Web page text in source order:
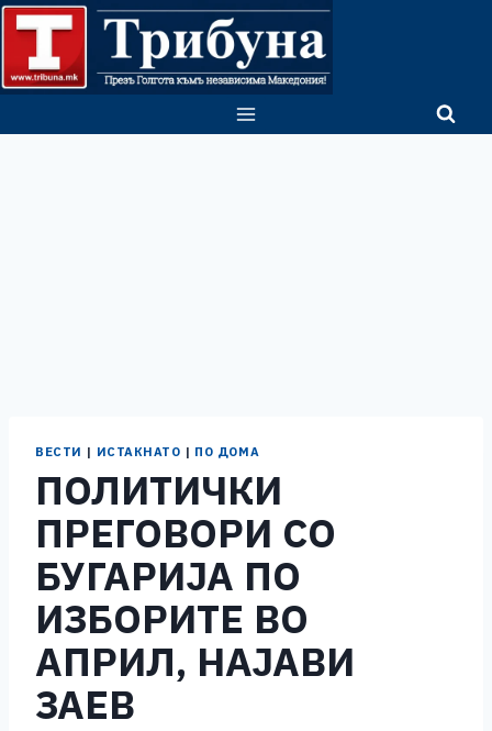
Skip
content
ВЕСТИ | ИСТАКНАТО | ПО ДОМА
ПОЛИТИЧКИ
ПРЕГОВОРИ СО
БУГАРИЈА ПО
ИЗБОРИТЕ ВО
АПРИЛ, НАЈАВИ
ЗАЕВ